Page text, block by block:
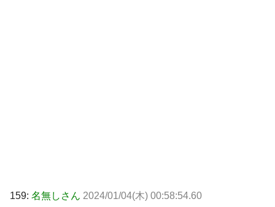
159: 名無しさん 2024/01/04(木) 00:58:54.60